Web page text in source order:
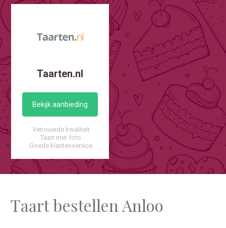
Taarten.nl
Bekijk aanbieding
Vetrouwde kwaliteit
Taart met foto
Goede klantenservice
Taart bestellen Anloo